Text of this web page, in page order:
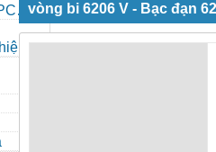
-
vòng bi 6206 V - Bạc đạn